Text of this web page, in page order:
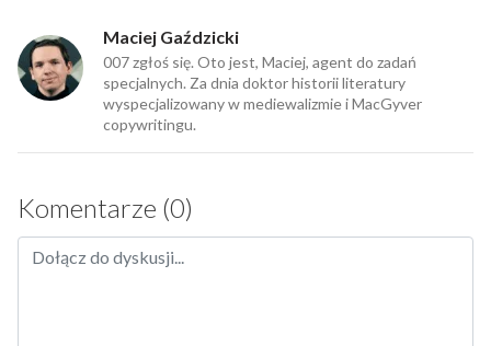
Maciej Gaździcki
007 zgłoś się. Oto jest, Maciej, agent do zadań
specjalnych. Za dnia doktor historii literatury
wyspecjalizowany w mediewalizmie i MacGyver
copywritingu.
Komentarze (0)